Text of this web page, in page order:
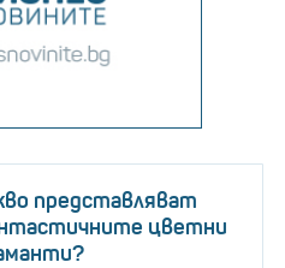
представляват
цветни